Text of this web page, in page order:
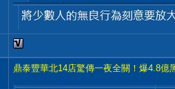
鼎泰豐華北14店驚傳一夜全關！爆4.8